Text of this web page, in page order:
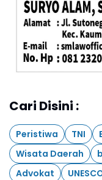
Cari Disini :
Peristiwa TNI
Wisata Daerah
Advokat